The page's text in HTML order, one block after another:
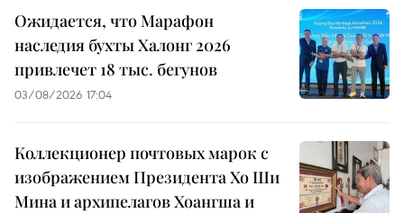
Ожидается, что Марафон
наследия бухты Халонг 2026
привлечет 18 тыс. бегунов
03/08/2026 17:04
Коллекционер почтовых марок с
изображением Президента Хо Ши
Мина и архипелагов Хоангша и